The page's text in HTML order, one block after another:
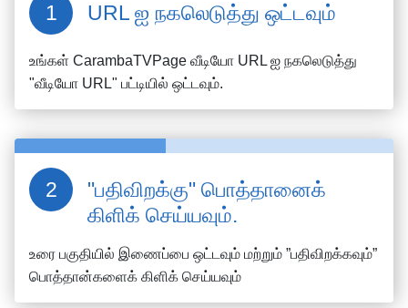
URL ஐ நகலெடுத்து ஒட்டவும்
உங்கள் CarambaTVPage வீடியோ URL ஐ நகலெடுத்து
"வீடியோ URL" பட்டியில் ஒட்டவும்.
"பதிவிறக்கு" பொத்தானைக்
கிளிக் செய்யவும்.
உரை பகுதியில் இணைப்பை ஒட்டவும் மற்றும் ”பதிவிறக்கவும்”
பொத்தான்களைக் கிளிக் செய்யவும்